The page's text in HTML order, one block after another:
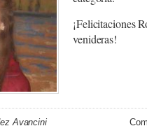
¡Felicitaciones
venideras!
Avancini